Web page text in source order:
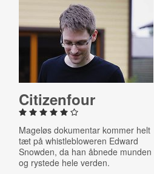
Ci­tizen­four
Mageløs dokumentar kommer helt
tæt på whistlebloweren Edward
Snowden, da han åbnede munden
og rystede hele verden.